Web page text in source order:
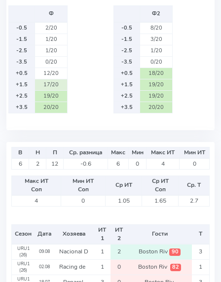
Ф
-0.5
2/20
-1.5
1/20
-2.5
1/20
-3.5
0/20
+0.5
12/20
+1.5
17/20
+2.5
19/20
+3.5
20/20
Ф2
-0.5
8/20
-1.5
3/20
-2.5
1/20
-3.5
0/20
+0.5
18/20
+1.5
19/20
+2.5
19/20
+3.5
20/20
В Н П Ср. разница Макс Мин Макс ИТ
Мин ИТ
6
2 12 -0.6 6 0 4 0
Макс ИТ
Соп
Мин ИТ
Соп
Ср ИТ
Ср ИТ
Соп
Ср. Т
4
0 1.05 1.65 2.7
Сезон Дата Хозяева
ИТ
1
ИТ
2
Гости Т
URU1
(26)
09.08 Nacional D 1 2 Boston Riv 90 3
URU1
(26)
02.08 Racing de 1 0 Boston Riv 82 1
URU1